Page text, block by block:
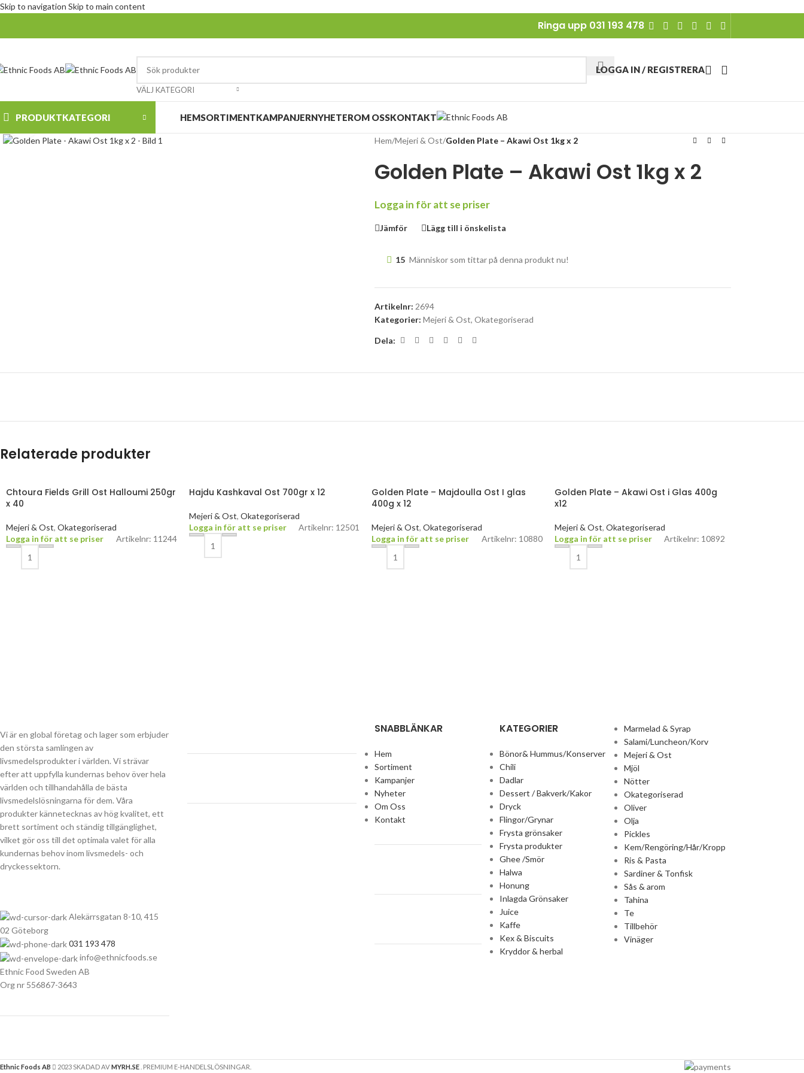
Skip to navigation Skip to main content
Ringa upp 031 193 478
VÄLJ KATEGORI
LOGGA IN / REGISTRERA
PRODUKTKATEGORI HEMSORTIMENTKAMPANJERNYHETEROM OSSKONTAKT
Klicka för att förstora
Hem/Mejeri & Ost/Golden Plate – Akawi Ost 1kg x 2
Golden Plate – Akawi Ost 1kg x 2
Logga in för att se priser
Jämför Lägg till i önskelista
15 Människor som tittar på denna produkt nu!
Artikelnr: 2694
Kategorier: Mejeri & Ost, Okategoriserad
Dela:
Relaterade produkter
Chtoura Fields Grill Ost Halloumi 250gr
x 40
Mejeri & Ost, Okategoriserad
Logga in för att se priser
Artikelnr: 11244
Hajdu Kashkaval Ost 700gr x 12
Mejeri & Ost, Okategoriserad
Logga in för att se priser
Artikelnr: 12501
Golden Plate – Majdoulla Ost I glas
400g x 12
Mejeri & Ost, Okategoriserad
Logga in för att se priser
Artikelnr: 10880
Golden Plate – Akawi Ost i Glas 400g
x12
Mejeri & Ost, Okategoriserad
Logga in för att se priser
Artikelnr: 10892
Vi är en global företag och lager som erbjuder
den största samlingen av
livsmedelsprodukter i världen. Vi strävar
efter att uppfylla kundernas behov över hela
världen och tillhandahålla de bästa
livsmedelslösningarna för dem. Våra
produkter kännetecknas av hög kvalitet, ett
brett sortiment och ständig tillgänglighet,
vilket gör oss till det optimala valet för alla
kundernas behov inom livsmedels- och
dryckessektorn.
Alekärrsgatan 8-10, 415
02 Göteborg
031 193 478
info@ethnicfoods.se
Ethnic Food Sweden AB
Org nr 556867-3643
SNABBLÄNKAR
Hem
Sortiment
Kampanjer
Nyheter
Om Oss
Kontakt
KATEGORIER
Bönor& Hummus/Konserver
Chili
Dadlar
Dessert / Bakverk/Kakor
Dryck
Flingor/Grynar
Frysta grönsaker
Frysta produkter
Ghee /Smör
Halwa
Honung
Inlagda Grönsaker
Juice
Kaffe
Kex & Biscuits
Kryddor & herbal
Marmelad & Syrap
Salami/Luncheon/Korv
Mejeri & Ost
Mjöl
Nötter
Okategoriserad
Oliver
Olja
Pickles
Kem/Rengöring/Hår/Kropp
Ris & Pasta
Sardiner & Tonfisk
Sås & arom
Tahina
Te
Tillbehör
Vinäger
Ethnic Foods AB 2023 SKADAD AVMYRH.SE . PREMIUM E-HANDELSLÖSNINGAR.